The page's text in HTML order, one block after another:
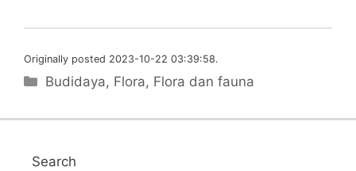
Originally posted 2023-10-22 03:39:58.
Categories
Budidaya, Flora, Flora dan fauna
Search